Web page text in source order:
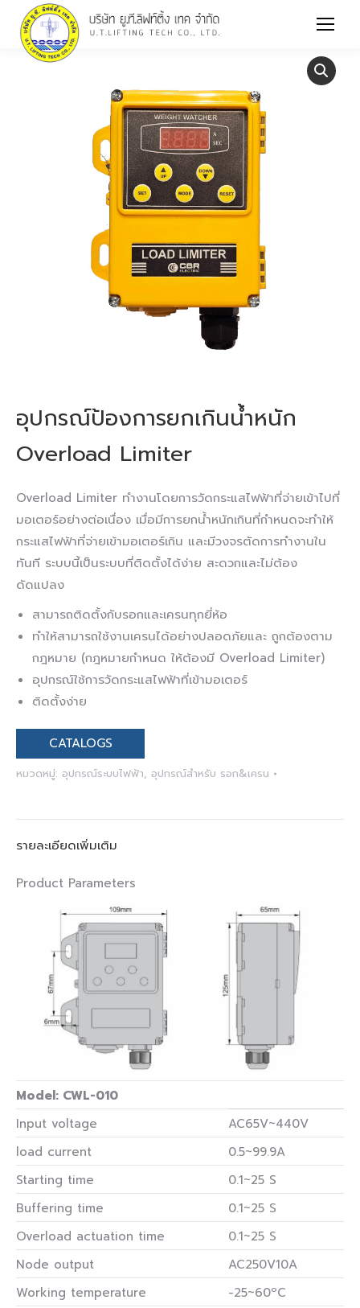
อุปกรณ์ป้องการยกเกินน้ำหนัก
Overload Limiter
Overload Limiter ทำงานโดยการวัดกระแสไฟฟ้าที่จ่ายเข้าไปที่
มอเตอร์อย่างต่อเนื่อง เมื่อมีการยกน้ำหนักเกินที่กำหนดจะทำให้
กระแสไฟฟ้าที่จ่ายเข้ามอเตอร์เกิน และมีวงจรตัดการทำงานใน
ทันที ระบบนี้เป็นระบบที่ติดตั้งได้ง่าย สะดวกและไม่ต้อง
ดัดแปลง
สามารถติดตั้งกับรอกและเครนทุกยี่ห้อ
ทำให้สามารถใช้งานเครนได้อย่างปลอดภัยและ ถูกต้องตาม
กฎหมาย (กฎหมายกำหนด ให้ต้องมี Overload Limiter)
อุปกรณ์ใช้การวัดกระแสไฟฟ้าที่เข้ามอเตอร์
ติดตั้งง่าย
CATALOGS
หมวดหมู่: อุปกรณ์ระบบไฟฟ้า, อุปกรณ์สำหรับ รอก&เครน
รายละเอียดเพิ่มเติม
Product Parameters
Model: CWL-010
Input voltage
AC65V~440V
load current
0.5~99.9A
Starting time
0.1~25 S
Buffering time
0.1~25 S
Overload actuation time
0.1~25 S
Node output
AC250V10A
Working temperature
-25~60ºC